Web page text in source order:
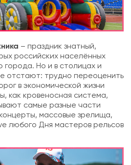
– праздник знатный,
российских населённых
города. Но и в столицах и
отстают: трудно переоценить
в экономической жизни
как кровеносная система,
самые разные части
массовые зрелища,
любого Дня мастеров рельсов